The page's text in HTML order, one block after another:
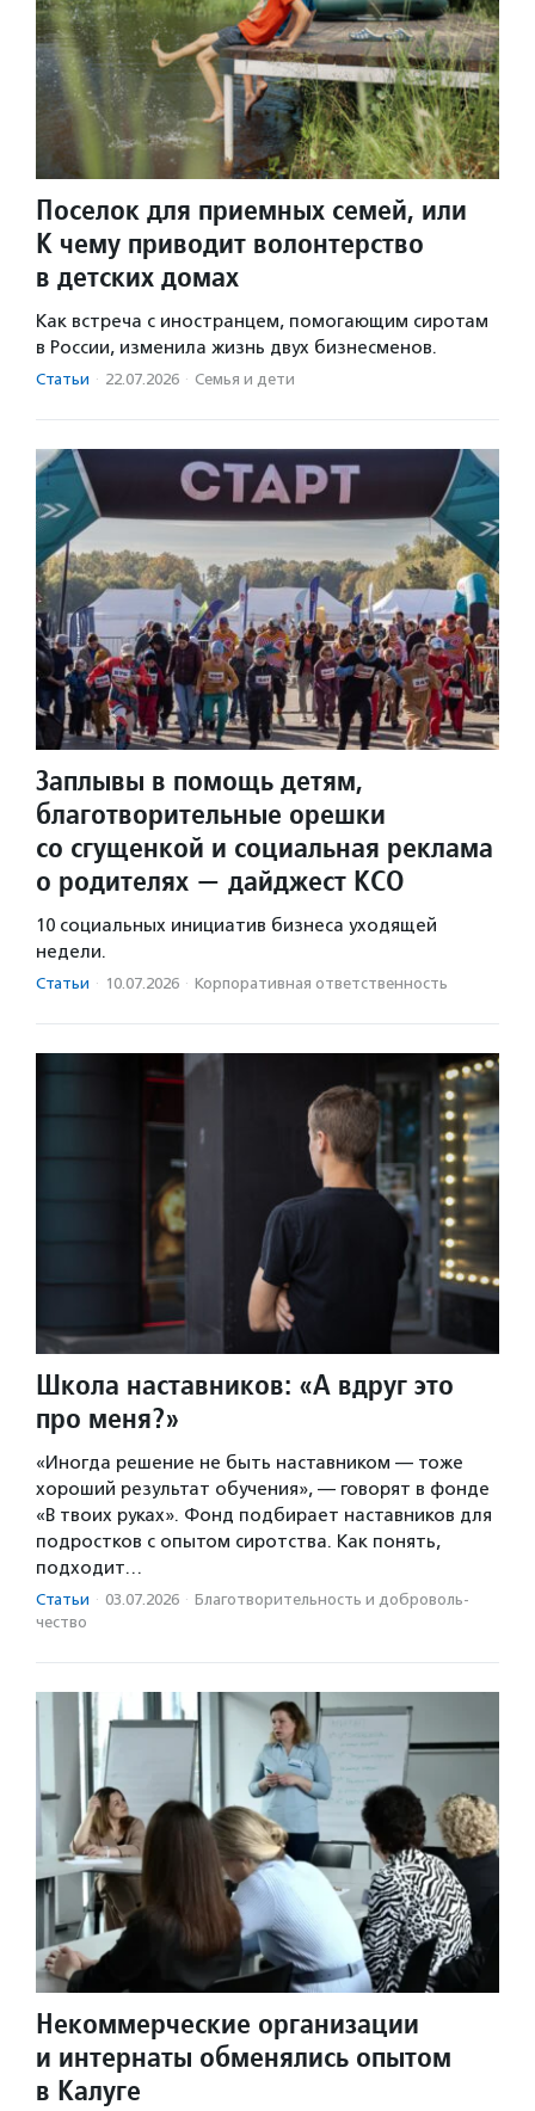
Поселок для приемных семей, или
К чему приводит волонтерство
в детских домах
Как встреча с иностранцем, помогающим сиротам
в России, изменила жизнь двух бизнесменов.
Статьи · 22.07.2026 · Семья и дети
Заплывы в помощь детям,
благотворительные орешки
со сгущенкой и социальная реклама
о родителях — дайджест КСО
10 социальных инициатив бизнеса уходящей
недели.
Статьи · 10.07.2026 · Корпоративная ответственность
Школа наставников: «А вдруг это
про меня?»
«Иногда решение не быть наставником — тоже
хороший результат обучения», — говорят в фонде
«В твоих руках». Фонд подбирает наставников для
подростков с опытом сиротства. Как понять,
подходит…
Статьи · 03.07.2026 · Благотвори­тель­ность и доброволь­
чест­во
Некоммерческие организации
и интернаты обменялись опытом
в Калуге